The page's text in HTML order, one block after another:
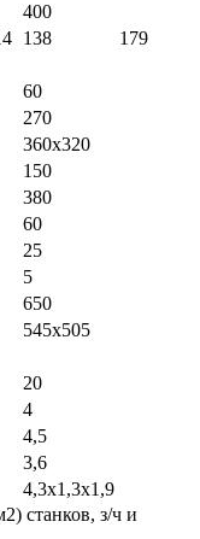
400
138
179
60
270
360х320
150
380
60
25
5
650
545х505
20
4
4,5
3,6
4,3х1,3х1,9
станков, з/ч и